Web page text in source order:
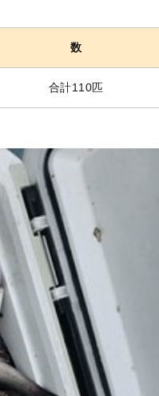
数
合計110匹